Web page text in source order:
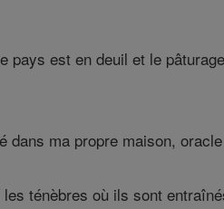
pays est en deuil et le
ma propre maison,
ténèbres où ils sont